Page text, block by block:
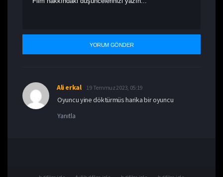
Ali erkal 19 Temmuz 2023, 05:19
Oyuncu yine döktürmüs harika bir oyuncu
Yanıtla